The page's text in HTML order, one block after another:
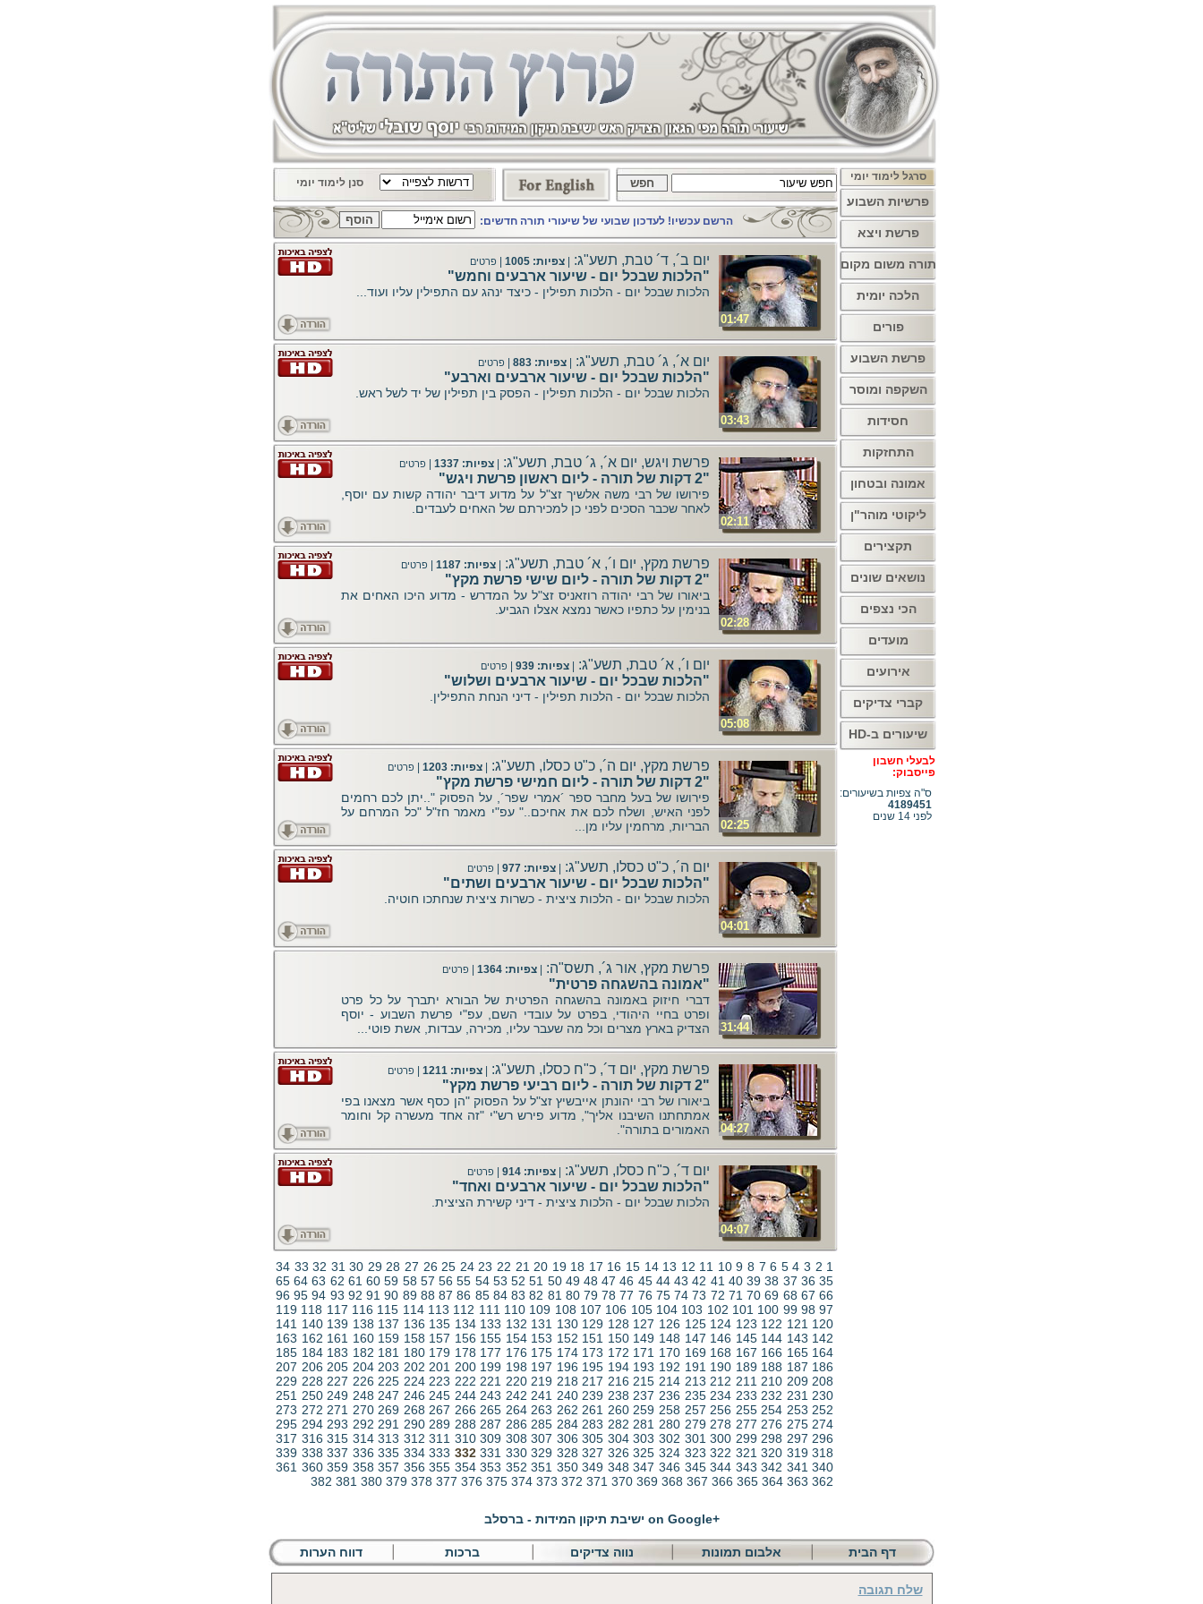
סרגל לימוד יומי
פרשיות השבוע
פרשת ויצא
תורה משום מקום
הלכה יומית
פורים
פרשת השבוע
השקפה ומוסר
חסידות
התחזקות
אמונה ובטחון
ליקוטי מוהר"ן
תקצירים
נושאים שונים
הכי נצפים
מועדים
אירועים
קברי צדיקים
שיעורים ב-HD
לבעלי חשבון
פייסבוק:
ס"ה צפיות בשיעורים:
4189451
לפני 14 שנים
סנן לימוד יומי
הרשם עכשיו! לעדכון שבועי של שיעורי תורה חדשים:
01:47
יום ב´, ד´ טבת, תשע"ג: | צפיות: 1005 | פרטים
"הלכות שבכל יום - שיעור ארבעים וחמש"
הלכות שבכל יום - הלכות תפילין - כיצד ינהג עם התפילין עליו ועוד...
03:43
יום א´, ג´ טבת, תשע"ג: | צפיות: 883 | פרטים
"הלכות שבכל יום - שיעור ארבעים וארבע"
הלכות שבכל יום - הלכות תפילין - הפסק בין תפילין של יד לשל ראש.
02:11
פרשת ויגש, יום א´, ג´ טבת, תשע"ג: | צפיות: 1337 | פרטים
"2 דקות של תורה - ליום ראשון פרשת ויגש"
פירושו של רבי משה אלשיך זצ"ל על מדוע דיבר יהודה קשות עם יוסף,
לאחר שכבר הסכים לפני כן למכירתם של האחים לעבדים.
02:28
פרשת מקץ, יום ו´, א´ טבת, תשע"ג: | צפיות: 1187 | פרטים
"2 דקות של תורה - ליום שישי פרשת מקץ"
ביאורו של רבי יהודה רוזאניס זצ"ל על המדרש - מדוע היכו האחים את
בנימין על כתפיו כאשר נמצא אצלו הגביע.
05:08
יום ו´, א´ טבת, תשע"ג: | צפיות: 939 | פרטים
"הלכות שבכל יום - שיעור ארבעים ושלוש"
הלכות שבכל יום - הלכות תפילין - דיני הנחת התפילין.
02:25
פרשת מקץ, יום ה´, כ"ט כסלו, תשע"ג: | צפיות: 1203 | פרטים
"2 דקות של תורה - ליום חמישי פרשת מקץ"
פירושו של בעל מחבר ספר ´אמרי שפר´, על הפסוק "..יתן לכם רחמים
לפני האיש, ושלח לכם את אחיכם.." עפ"י מאמר חז"ל "כל המרחם על
הבריות, מרחמין עליו מן...
04:01
יום ה´, כ"ט כסלו, תשע"ג: | צפיות: 977 | פרטים
"הלכות שבכל יום - שיעור ארבעים ושתים"
הלכות שבכל יום - הלכות ציצית - כשרות ציצית שנחתכו חוטיה.
31:44
פרשת מקץ, אור ג´, תשס"ה: | צפיות: 1364 | פרטים
"אמונה בהשגחה פרטית"
דברי חיזוק באמונה בהשגחה הפרטית של הבורא יתברך על כל פרט
ופרט בחיי היהודי, בפרט על עובדי השם, עפ"י פרשת השבוע - יוסף
הצדיק בארץ מצרים וכל מה שעבר עליו, מכירה, עבדות, אשת פוטי...
04:27
פרשת מקץ, יום ד´, כ"ח כסלו, תשע"ג: | צפיות: 1211 | פרטים
"2 דקות של תורה - ליום רביעי פרשת מקץ"
ביאורו של רבי יהונתן אייבשיץ זצ"ל על הפסוק "הן כסף אשר מצאנו בפי
אמתחתנו השיבנו אליך", מדוע פירש רש"י "זה אחד מעשרה קל וחומר
האמורים בתורה".
04:07
יום ד´, כ"ח כסלו, תשע"ג: | צפיות: 914 | פרטים
"הלכות שבכל יום - שיעור ארבעים ואחד"
הלכות שבכל יום - הלכות ציצית - דיני קשירת הציצית.
1
2
3
4
5
6
7
8
9
10
11
12
13
14
15
16
17
18
19
20
21
22
23
24
25
26
27
28
29
30
31
32
33
34
35
36
37
38
39
40
41
42
43
44
45
46
47
48
49
50
51
52
53
54
55
56
57
58
59
60
61
62
63
64
65
66
67
68
69
70
71
72
73
74
75
76
77
78
79
80
81
82
83
84
85
86
87
88
89
90
91
92
93
94
95
96
97
98
99
100
101
102
103
104
105
106
107
108
109
110
111
112
113
114
115
116
117
118
119
120
121
122
123
124
125
126
127
128
129
130
131
132
133
134
135
136
137
138
139
140
141
142
143
144
145
146
147
148
149
150
151
152
153
154
155
156
157
158
159
160
161
162
163
164
165
166
167
168
169
170
171
172
173
174
175
176
177
178
179
180
181
182
183
184
185
186
187
188
189
190
191
192
193
194
195
196
197
198
199
200
201
202
203
204
205
206
207
208
209
210
211
212
213
214
215
216
217
218
219
220
221
222
223
224
225
226
227
228
229
230
231
232
233
234
235
236
237
238
239
240
241
242
243
244
245
246
247
248
249
250
251
252
253
254
255
256
257
258
259
260
261
262
263
264
265
266
267
268
269
270
271
272
273
274
275
276
277
278
279
280
281
282
283
284
285
286
287
288
289
290
291
292
293
294
295
296
297
298
299
300
301
302
303
304
305
306
307
308
309
310
311
312
313
314
315
316
317
318
319
320
321
322
323
324
325
326
327
328
329
330
331
332
333
334
335
336
337
338
339
340
341
342
343
344
345
346
347
348
349
350
351
352
353
354
355
356
357
358
359
360
361
362
363
364
365
366
367
368
369
370
371
372
373
374
375
376
377
378
379
380
381
382
on Google+
דווח הערות ברכות נווה צדיקים אלבום תמונות
שלח תגובה